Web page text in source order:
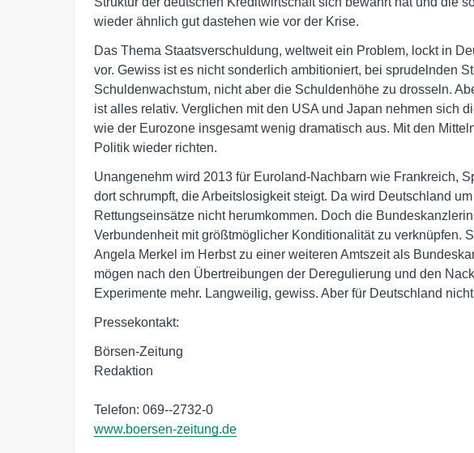
wieder ähnlich gut dastehen wie vor der Krise.
Das Thema Staatsverschuldung, weltweit ein Problem, lockt in
vor. Gewiss ist es nicht sonderlich ambitioniert, bei sprudelnden
Schuldenwachstum, nicht aber die Schuldenhöhe zu drosseln.
ist alles relativ. Verglichen mit den USA und Japan nehmen sich
wie der Eurozone insgesamt wenig dramatisch aus. Mit den
Politik wieder richten.
Unangenehm wird 2013 für Euroland-Nachbarn wie Frankreich,
dort schrumpft, die Arbeitslosigkeit steigt. Da wird Deutschland
Rettungseinsätze nicht herumkommen. Doch die
Verbundenheit mit größtmöglicher Konditionalität zu verknüpfen.
Angela Merkel im Herbst zu einer weiteren Amtszeit als
mögen nach den Übertreibungen der Deregulierung und den
Experimente mehr. Langweilig, gewiss. Aber für Deutschland
Pressekontakt:
Börsen-Zeitung
Redaktion
Telefon: 069--2732-0
www.boersen-zeitung.de